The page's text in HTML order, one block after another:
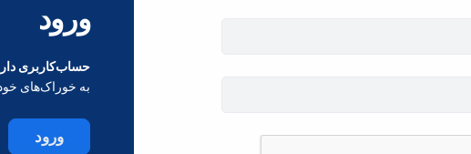
ورود
حساب‌کاربری
به خوراک‌های
ورود